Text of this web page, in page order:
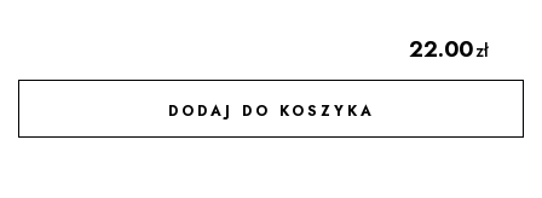
22.00zł
DODAJ DO KOSZYKA
DODAJ DO ULUBIONYCH